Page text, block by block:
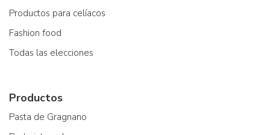
Productos para celíacos
Fashion food
Todas las elecciones
Productos
Pasta de Gragnano